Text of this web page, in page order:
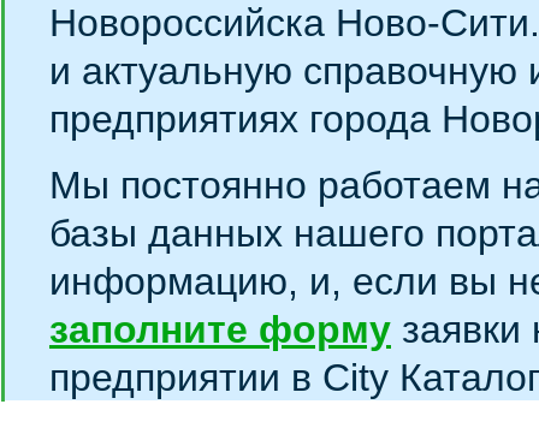
Новороссийска Ново-
и актуальную
предприятиях города
Мы постоянно работаем
базы данных нашего
информацию, и, если вы
заполните форму
предприятии в City